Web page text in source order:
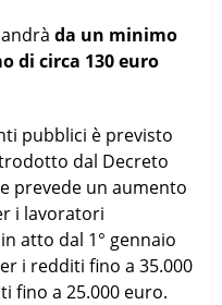
andràda un minimo
di circa 130 euro
pubblici è previsto
dal Decreto
prevede un aumento
i lavoratori
atto dal 1° gennaio
i redditi fino a 35.000
fino a 25.000 euro.